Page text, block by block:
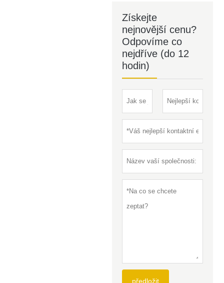
Získejte
nejnovější cenu?
Odpovíme co
nejdříve (do 12
hodin)
předložit